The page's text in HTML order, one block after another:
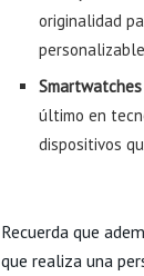
originalidad
último en
dispositivos
Recuerda que
que realiza una